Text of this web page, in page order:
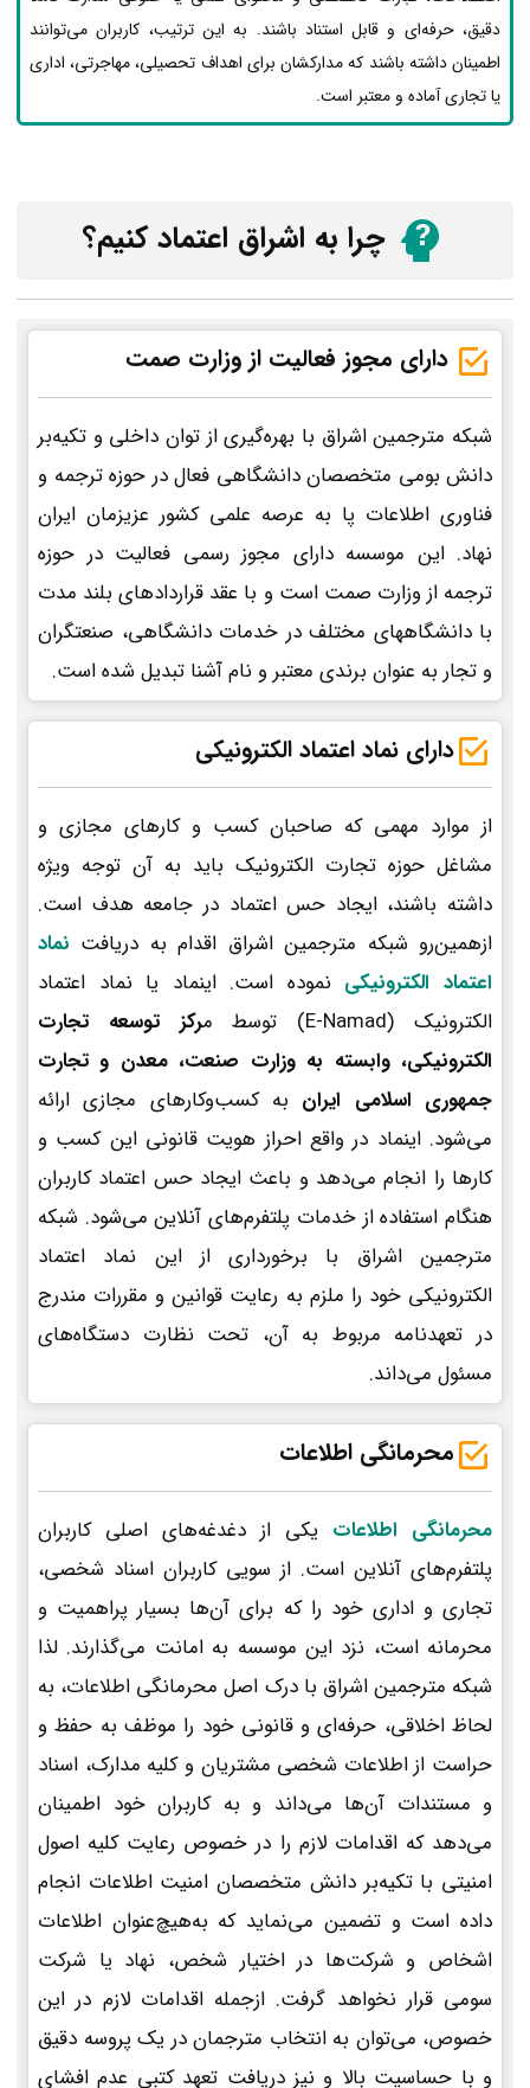
دقیق، حرفه‌ای و قابل استناد باشند. به این ترتیب، کاربران می‌توانند
اطمینان داشته باشند که مدارکشان برای اهداف تحصیلی، مهاجرتی، اداری
یا تجاری آماده و معتبر است.
چرا به اشراق اعتماد کنیم؟
دارای مجوز فعالیت از وزارت صمت
شبکه مترجمین اشراق با بهره‌گیری از توان داخلی و تکیه‌بر
دانش بومی متخصصان دانشگاهی فعال در حوزه ترجمه و
فناوری اطلاعات پا به عرصه علمی کشور عزیزمان ایران
نهاد. این موسسه دارای مجوز رسمی فعالیت در حوزه
ترجمه از وزارت صمت است و با عقد قراردادهای بلند مدت
با دانشگاههای مختلف در خدمات دانشگاهی، صنعتگران
و تجار به عنوان برندی معتبر و نام آشنا تبدیل شده است.
دارای نماد اعتماد الکترونیکی
از موارد مهمی که صاحبان کسب و کارهای مجازی و
مشاغل حوزه تجارت الکترونیک باید به آن توجه ویژه
داشته باشند، ایجاد حس اعتماد در جامعه هدف است.
ازهمین‌رو شبکه مترجمین اشراق اقدام به دریافت نماد
اعتماد الکترونیکی نموده است. اینماد یا نماد اعتماد
الکترونیک (E-Namad) توسط م
رکز توسعه تجارت
الکترونیکی، وابسته به وزارت صنعت، معدن و تجارت
جمهوری اسلامی ایران به کسب‌وکارهای مجازی ارائه
می‌شود. اینماد در واقع احراز هویت قانونی این کسب و
کارها را انجام می‌دهد و باعث ایجاد حس اعتماد کاربران
هنگام استفاده از خدمات پلتفرم‌های آنلاین می‌شود. شبکه
مترجمین اشراق با برخورداری از این نماد اعتماد
الکترونیکی خود را ملزم به رعایت قوانین و مقررات مندرج
در تعهدنامه مربوط به آن، تحت نظارت دستگاه‌های
مسئول می‌داند.
محرمانگی اطلاعات
محرمانگی اطلاعات یکی از دغدغه‌های اصلی کاربران
پلتفرم‌های آنلاین است. از سویی کاربران اسناد شخصی،
تجاری و اداری خود را که برای آن‌ها بسیار پراهمیت و
محرمانه است، نزد این موسسه به امانت می‌گذارند. لذا
شبکه مترجمین اشراق با درک اصل محرمانگی اطلاعات، به
لحاظ اخلاقی، حرفه‌ای و قانونی خود را موظف به حفظ و
حراست از اطلاعات شخصی مشتریان و کلیه مدارک، اسناد
و مستندات آن‌ها می‌داند و به کاربران خود اطمینان
می‌دهد که اقدامات لازم را در خصوص رعایت کلیه اصول
امنیتی با تکیه‌بر دانش متخصصان امنیت اطلاعات انجام
داده است و تضمین می‌نماید که به‌هیچ‌عنوان اطلاعات
اشخاص و شرکت‌ها در اختیار شخص، نهاد یا شرکت
سومی قرار نخواهد گرفت. ازجمله اقدامات لازم در این
خصوص، می‌توان به انتخاب مترجمان در یک پروسه دقیق
و با حساسیت بالا و نیز دریافت تعهد کتبی عدم افشای